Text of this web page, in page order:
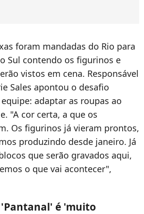
foram mandadas do Rio para
Sul contendo os figurinos e
vistos em cena. Responsável
Sales apontou o desafio
adaptar as roupas ao
"A cor certa, a que os
Os figurinos já vieram prontos,
produzindo desde janeiro. Já
que serão gravados aqui,
o que vai acontecer",
é 'muito